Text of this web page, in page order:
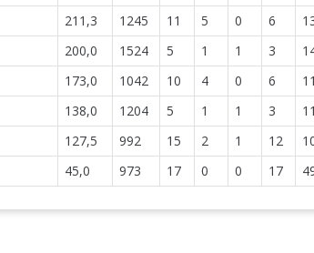
211,3 1245 11 5 0 6
200,0 1524 5 1 1 3
173,0 1042 10 4 0 6
138,0 1204 5 1 1 3
127,5 992 15 2 1 12
45,0 973 17 0 0 17